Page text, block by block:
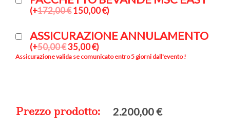
(+172,00€ 150,00€)
ASSICURAZIONE ANNULAMENTO
(+50,00€35,00€)
Assicurazione valida se comunicato entro 5 giorni dall'evento !
Prezzo prodotto: 2.200,00€